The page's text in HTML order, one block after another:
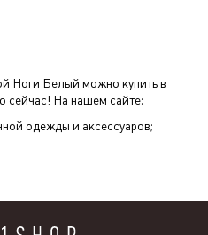
Ноги Белый можно купить в
сейчас! На нашем сайте:
одежды и аксессуаров;